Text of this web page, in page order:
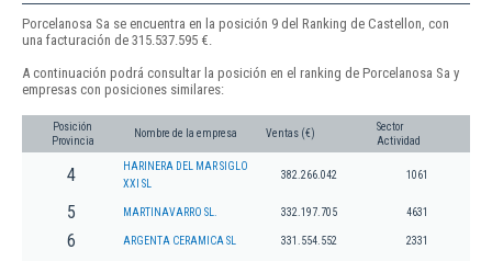
Porcelanosa Sa se encuentra en la posición 9 del Ranking de Castellon, con
una facturación de 315.537.595 €.
A continuación podrá consultar la posición en el ranking de Porcelanosa Sa y
empresas con posiciones similares:
Posición
Provincia
Nombre de la empresa Ventas (€)
Sector
Actividad
4
HARINERA DEL MAR SIGLO
XXI SL
382.266.042 1061
5 MARTINAVARRO SL. 332.197.705 4631
6 ARGENTA CERAMICA SL 331.554.552 2331